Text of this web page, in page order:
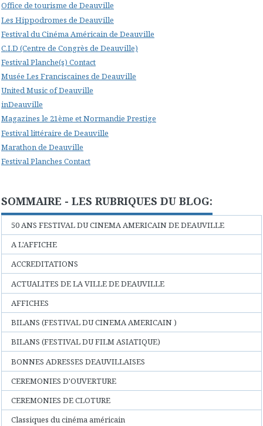
Office de tourisme de Deauville
Les Hippodromes de Deauville
Festival du Cinéma Américain de Deauville
C.I.D (Centre de Congrès de Deauville)
Festival Planche(s) Contact
Musée Les Franciscaines de Deauville
United Music of Deauville
inDeauville
Magazines le 21ème et Normandie Prestige
Festival littéraire de Deauville
Marathon de Deauville
Festival Planches Contact
SOMMAIRE - LES RUBRIQUES DU BLOG:
50 ANS FESTIVAL DU CINEMA AMERICAIN DE DEAUVILLE
A L'AFFICHE
ACCREDITATIONS
ACTUALITES DE LA VILLE DE DEAUVILLE
AFFICHES
BILANS (FESTIVAL DU CINEMA AMERICAIN )
BILANS (FESTIVAL DU FILM ASIATIQUE)
BONNES ADRESSES DEAUVILLAISES
CEREMONIES D'OUVERTURE
CEREMONIES DE CLOTURE
Classiques du cinéma américain